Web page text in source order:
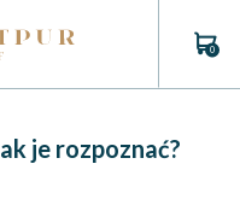
0
je rozpoznać?